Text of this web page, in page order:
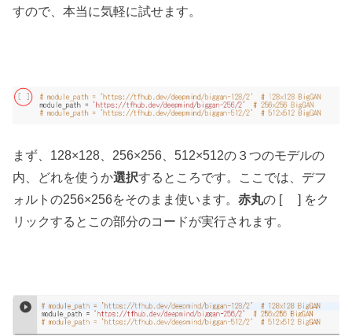
すので、本当に気軽に試せます。
まず、128×128、256×256、512×512の３つのモデルの
内、どれを使うか選択するところです。ここでは、デフ
ォルトの256×256をそのまま使います。赤丸の [ ] をク
リックするとこの部分のコードが実行されます。